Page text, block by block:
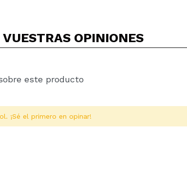
VUESTRAS OPINIONES
este producto
¡Sé el primero en opinar!